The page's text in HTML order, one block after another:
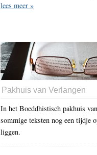
lees meer »
Pakhuis van Verlangen
In het Boeddhistisch pakhuis
sommige teksten nog een tijdje
liggen.